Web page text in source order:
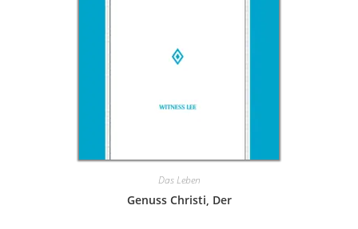
Das Leben
Genuss Christi, Der